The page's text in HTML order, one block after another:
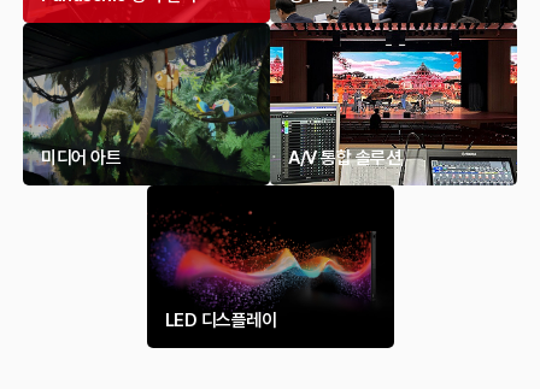
미디어 아트 A/V 통합 솔루션
LED 디스플레이